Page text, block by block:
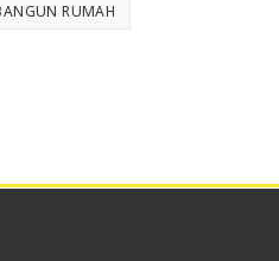
RUMAH